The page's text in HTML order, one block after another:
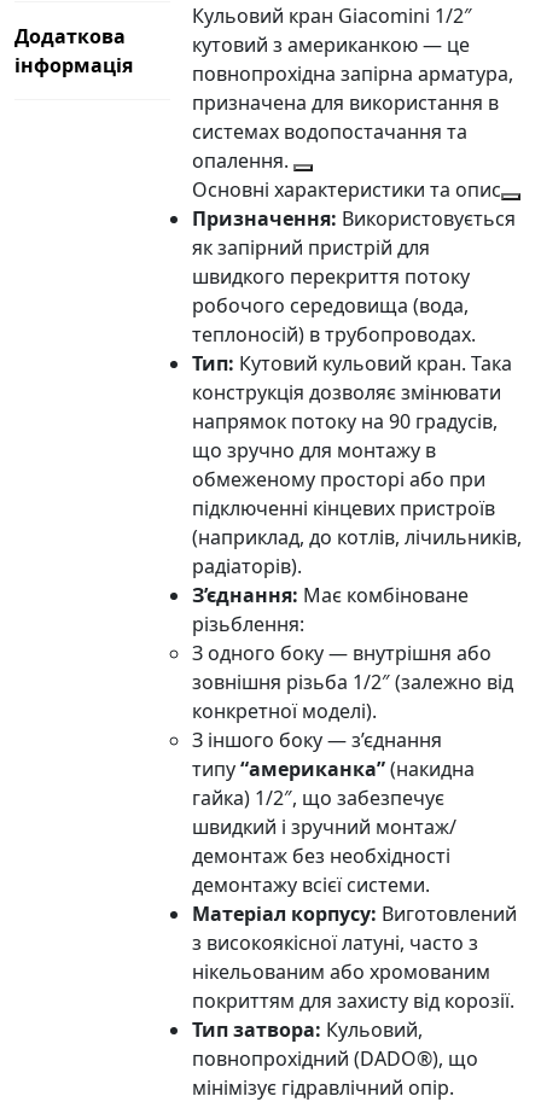
Додаткова
інформація
Кульовий кран Giacomini 1/2″
кутовий з американкою— це
повнопрохідна запірна арматура,
призначена для використання в
системах водопостачання та
опалення.
Основні характеристики та опис
Призначення: Використовується
як запірний пристрій для
швидкого перекриття потоку
робочого середовища (вода,
теплоносій) в трубопроводах.
Тип: Кутовий кульовий кран. Така
конструкція дозволяє змінювати
напрямок потоку на 90 градусів,
що зручно для монтажу в
обмеженому просторі або при
підключенні кінцевих пристроїв
(наприклад, до котлів, лічильників,
радіаторів).
З’єднання: Має комбіноване
різьблення:
З одного боку — внутрішня або
зовнішня різьба 1/2″ (залежно від
конкретної моделі).
З іншого боку — з’єднання
типу“американка”(накидна
гайка) 1/2″, що забезпечує
швидкий і зручний монтаж/
демонтаж без необхідності
демонтажу всієї системи.
Матеріал корпусу: Виготовлений
з високоякісної латуні, часто з
нікельованим або хромованим
покриттям для захисту від корозії.
Тип затвора: Кульовий,
повнопрохідний (DADO®), що
мінімізує гідравлічний опір.